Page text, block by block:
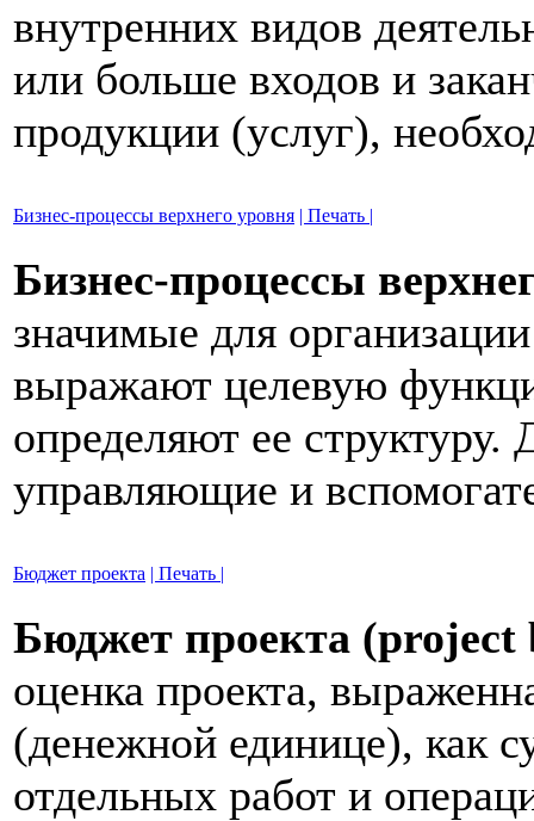
внутренних видов
или больше входов и
продукции (услуг),
Бизнес-процессы верхнего уровня | Печать |
Бизнес-процессы
значимые для
выражают целевую
определяют ее структуру.
управляющие и
Бюджет проекта | Печать |
Бюджет проекта (project
оценка проекта,
(денежной единице), как
отдельных работ и